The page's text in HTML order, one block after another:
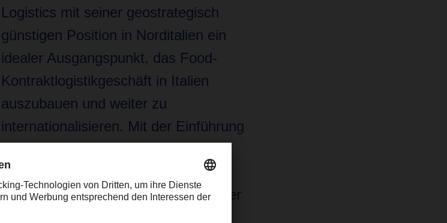
Logistics mit seiner geostrategisch
günstigen Position in Norditalien ein
idealer Ausgangspunkt, das Food-
Kontraktlogistikgeschäft in Italien
auszubauen und weiter zu
internationalisieren. Mit der Einführung
Service für europäische
Lebensmittelproduzenten und Händler